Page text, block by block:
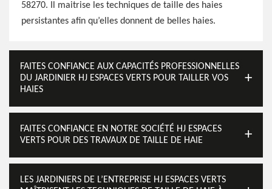
58270. Il maitrise les techniques de taille des haies
persistantes afin qu’elles donnent de belles haies.
FAITES CONFIANCE AUX CAPACITÉS PROFESSIONNELLES
DU JARDINIER HJ ESPACES VERTS POUR TAILLER VOS
HAIES
FAITES CONFIANCE EN NOTRE SOCIÉTÉ HJ ESPACES
VERTS POUR DES TRAVAUX DE TAILLE DE HAIE
LES JARDINIERS DE L’ENTREPRISE HJ ESPACES VERTS